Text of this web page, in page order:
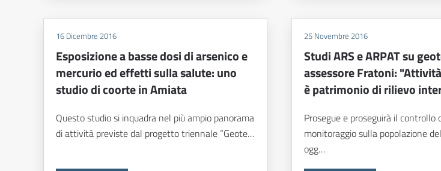
16 Dicembre 2016
Esposizione a basse dosi di arsenico e
mercurio ed effetti sulla salute: uno
studio di coorte in Amiata
Questo studio si inquadra nel più ampio panorama
di attività previste dal progetto triennale “Geote…
25 Novembre 2016
Studi ARS e ARPAT su
assessore Fratoni:
è patrimonio di rilievo
Prosegue e proseguirà il controllo
monitoraggio sulla popolazione
ogg…